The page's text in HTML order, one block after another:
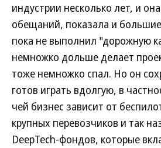
индустрии несколько лет, и
обещаний, показала и
пока не выполнил "дорожную
немножко дольше делает
тоже немножко спал. Но он
готов играть вдолгую, в
чей бизнес зависит от
крупных перевозчиков и так
DeepTech-фондов, которые